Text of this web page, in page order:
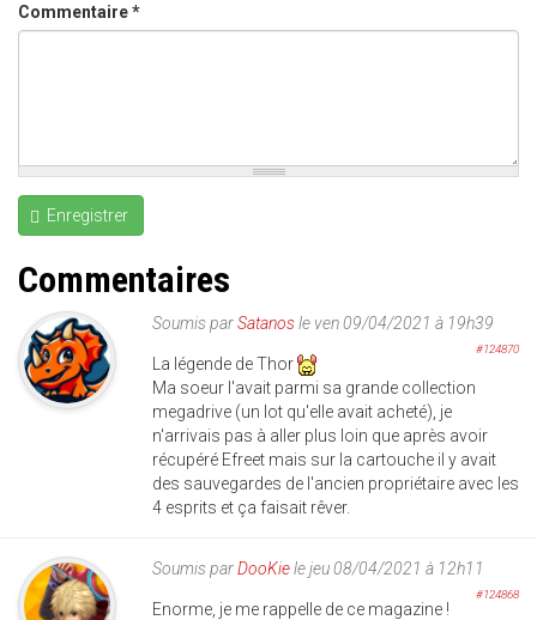
Commentaire*
Enregistrer
Commentaires
Soumis parSatanosle ven 09/04/2021 à 19h39
#124870
La légende de Thor
Ma soeur l'avait parmi sa grande collection
megadrive (un lot qu'elle avait acheté), je
n'arrivais pas à aller plus loin que après avoir
récupéré Efreet mais sur la cartouche il y avait
des sauvegardes de l'ancien propriétaire avec les
4 esprits et ça faisait rêver.
Soumis parDooKiele jeu 08/04/2021 à 12h11
#124868
Enorme, je me rappelle de ce magazine !